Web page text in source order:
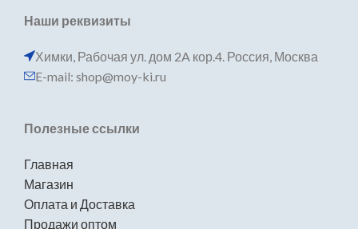
Наши реквизиты
Химки, Рабочая ул. дом 2A кор.4. Россия, Москва
E-mail: shop@moy-ki.ru
Полезные ссылки
Главная
Магазин
Оплата и Доставка
Продажи оптом